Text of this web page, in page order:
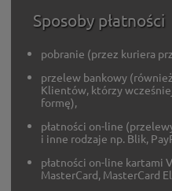
Sposoby płatności
pobranie (przez kuriera
przelew bankowy
Klientów, którzy
formę),
płatności on-line
i inne rodzaje np. Blik,
płatności on-line kartami
MasterCard, MasterCard